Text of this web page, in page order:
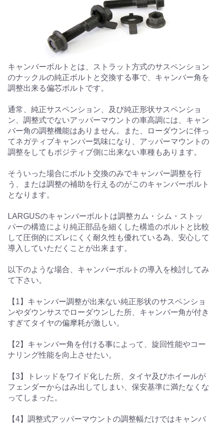
キャンバーボルトとは、ストラット方式のサスペンション
のナックルの純正ボルトと交換する事で、キャンバー角を
調整出来る偏芯ボルトです。
通常、純正サスペンション、及び純正形状サスペンショ
ン、調整式でないアッパーマウントの車高調には、キャン
バー角の調整機能はありません。また、ローダウンに伴っ
てネガティブキャンバー気味になり、アッパーマウントの
調整をしてもポジティブ側に出来ない車種もあります。
そういった場合にボルト交換のみでキャンバー調整を行
う、または調整の補助を行えるのがこのキャンバーボルト
となります。
LARGUSのキャンバーボルトは調整カム・シム・ストッ
パーの構造により純正部品を細くした構造のボルトと比較
して圧倒的にズレにくく耐久性も優れている為、安心して
導入していただくことが出来ます。
以下のような場合、キャンバーボルトの導入を検討してみ
て下さい。
【1】キャンバー調整が出来ない純正形状のサスペンショ
ンやダウンサスでローダウンした所、キャンバー角が付き
すぎてタイヤの偏摩耗が激しい。
【2】キャンバー角を付ける事によって、旋回性能やコー
ナリング性能を向上させたい。
【3】トレッドをワイド化した所、タイヤ及びホイールが
フェンダーからはみ出してしまい、保安基準に満たなくな
ってしまった。
【4】調整式アッパーマウントの調整幅だけではキャンバ